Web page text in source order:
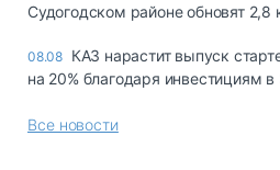
Судогодском районе обновят 2,8
08.08 КАЗ нарастит выпуск
на 20% благодаря инвестициям
Все новости